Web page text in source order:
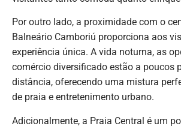
Por outro lado, a proximidade com o
Balneário Camboriú proporciona aos
experiência única. A vida noturna, as
comércio diversificado estão a poucos
distância, oferecendo uma mistura
de praia e entretenimento urbano.
Adicionalmente, a Praia Central é um